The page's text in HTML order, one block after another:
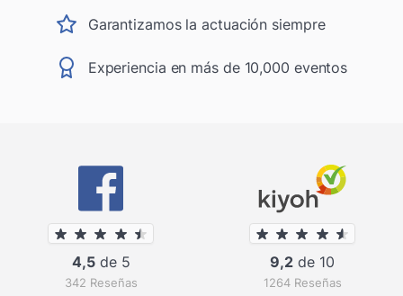
Garantizamos la actuación siempre
Experiencia en más de 10,000 eventos
4,5de 5
342 Reseñas
9,2 de 10
1264 Reseñas